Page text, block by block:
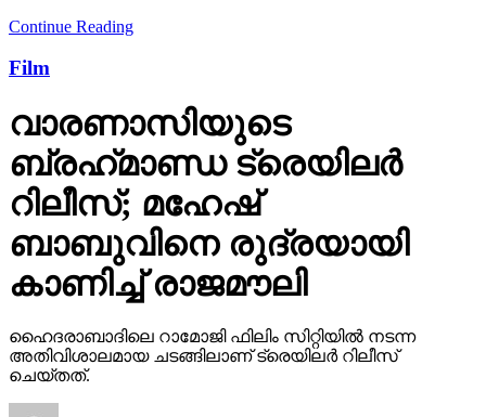
Continue Reading
Film
വാരണാസിയുടെ
ബ്രഹ്‌മാണ്ഡ ട്രെയിലര്‍
റിലീസ്; മഹേഷ്
ബാബുവിനെ രുദ്രയായി
കാണിച്ച് രാജമൗലി
ഹൈദരാബാദിലെ റാമോജി ഫിലിം സിറ്റിയില്‍ നടന്ന
അതിവിശാലമായ ചടങ്ങിലാണ് ട്രെയിലര്‍ റിലീസ്
ചെയ്തത്.